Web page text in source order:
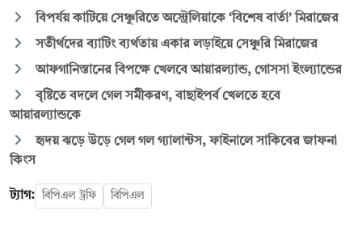
বিপর্যয় কাটিয়ে সেঞ্চুরিতে অস্ট্রেলিয়াকে ‘বিশেষ বার্তা’ মিরাজের
সতীর্থদের ব্যাটিং ব্যর্থতায় একার লড়াইয়ে সেঞ্চুরি মিরাজের
আফগানিস্তানের বিপক্ষে খেলবে আয়ারল্যান্ড, গোসসা ইংল্যান্ডের
বৃষ্টিতে বদলে গেল সমীকরণ, বাছাইপর্ব খেলতে হবে
আয়ারল্যান্ডকে
হৃদয় ঝড়ে উড়ে গেল গল গ্যালান্টস, ফাইনালে সাকিবের জাফনা
কিংস
ট্যাগ: বিপিএল ট্রফি বিপিএল